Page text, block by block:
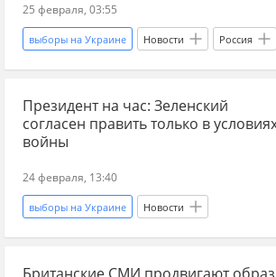
военная помощь Украине ПВО
25 февраля, 03:55
выборы на Украине Новости Россия
наступление ВС РФ ВС РФ
война на Украине новости СВО
Запорожская область Владимир Путин
Мария Захарова Ядерное оружие
Владимир Зеленский
Президент на час: Зеленский
согласен править только в
войны
24 февраля, 13:40
выборы на Украине Новости
Владимир Зеленский Украина
президентские выборы